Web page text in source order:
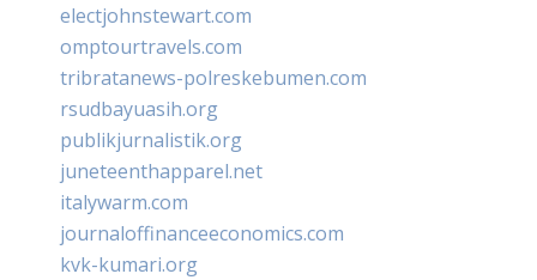
electjohnstewart.com
omptourtravels.com
tribratanews-polreskebumen.com
rsudbayuasih.org
publikjurnalistik.org
juneteenthapparel.net
italywarm.com
journaloffinanceeconomics.com
kvk-kumari.org